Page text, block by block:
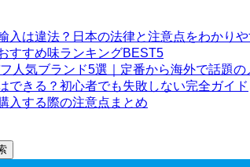
入は違法？日本の法律と注意点をわかり
すすめ味ランキングBEST5
気ブランド5選｜定番から海外で話題の
できる？初心者でも失敗しない完全ガイド
入する際の注意点まとめ